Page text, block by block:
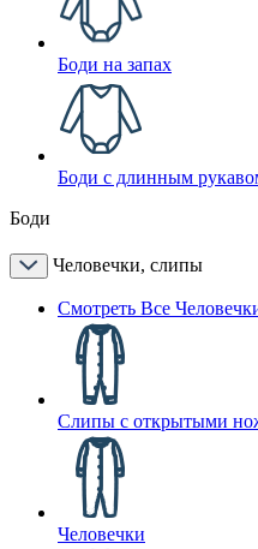
Боди на запах
Боди с длинным
Боди
Человечки, слипы
Смотреть Все
Слипы с открытыми
Человечки